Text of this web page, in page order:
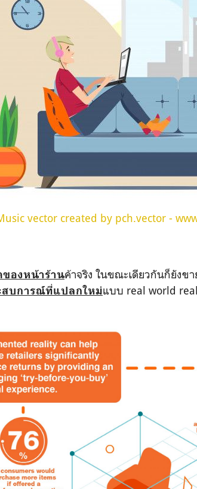
vector created by pch.vector -
องหน้าร้านค้าจริง ในขณะเดียวกันก็ยังข
สบการณ์ที่แปลกใหม่แบบ real world